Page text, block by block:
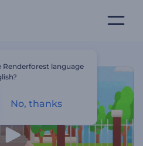
language
No, thanks